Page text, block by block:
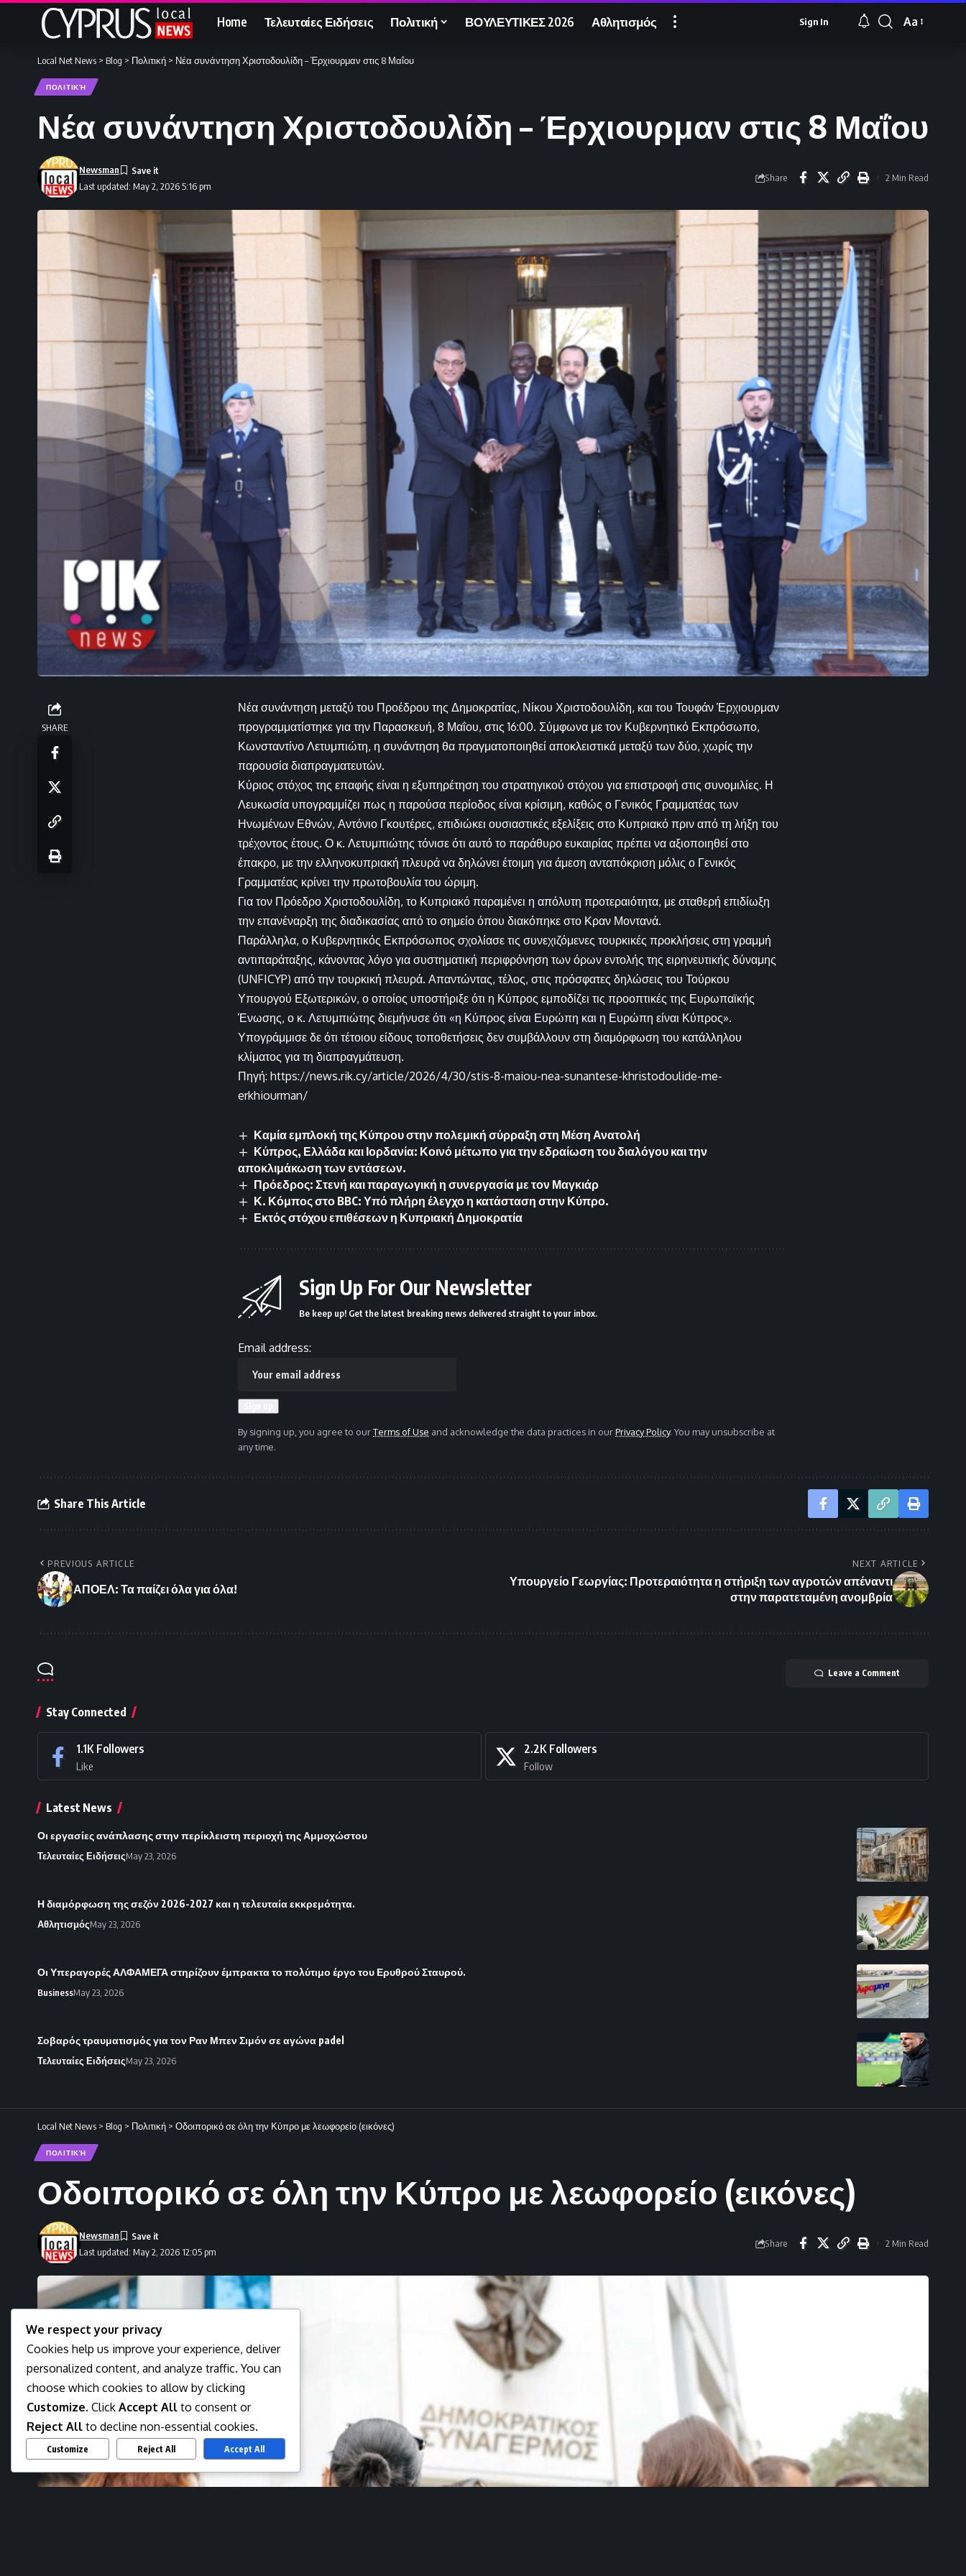
Home Τελευταίες Ειδήσεις Πολιτική ΒΟΥΛΕΥΤΙΚΕΣ 2026 Αθλητισμός Sign In
Font
Aa
Local Net News > Blog > Πολιτική > Νέα συνάντηση Χριστοδουλίδη – Έρχιουρμαν στις 8 Μαΐου
ΠΟΛΙΤΙΚΉ
Νέα συνάντηση Χριστοδουλίδη – Έρχιουρμαν στις 8 Μαΐου
Last updated: May 2, 2026 5:16 pm
Newsman
Share 2 Min Read
SHARE
Νέα συνάντηση μεταξύ του Προέδρου της Δημοκρατίας, Νίκου Χριστοδουλίδη, και του Τουφάν Έρχιουρμαν
προγραμματίστηκε για την Παρασκευή, 8 Μαΐου, στις 16:00. Σύμφωνα με τον Κυβερνητικό Εκπρόσωπο,
Κωνσταντίνο Λετυμπιώτη, η συνάντηση θα πραγματοποιηθεί αποκλειστικά μεταξύ των δύο, χωρίς την
παρουσία διαπραγματευτών.
Κύριος στόχος της επαφής είναι η εξυπηρέτηση του στρατηγικού στόχου για επιστροφή στις συνομιλίες. Η
Λευκωσία υπογραμμίζει πως η παρούσα περίοδος είναι κρίσιμη, καθώς ο Γενικός Γραμματέας των
Ηνωμένων Εθνών, Αντόνιο Γκουτέρες, επιδιώκει ουσιαστικές εξελίξεις στο Κυπριακό πριν από τη λήξη του
τρέχοντος έτους. Ο κ. Λετυμπιώτης τόνισε ότι αυτό το παράθυρο ευκαιρίας πρέπει να αξιοποιηθεί στο
έπακρο, με την ελληνοκυπριακή πλευρά να δηλώνει έτοιμη για άμεση ανταπόκριση μόλις ο Γενικός
Γραμματέας κρίνει την πρωτοβουλία του ώριμη.
Για τον Πρόεδρο Χριστοδουλίδη, το Κυπριακό παραμένει η απόλυτη προτεραιότητα, με σταθερή επιδίωξη
την επανέναρξη της διαδικασίας από το σημείο όπου διακόπηκε στο Κραν Μοντανά.
Παράλληλα, ο Κυβερνητικός Εκπρόσωπος σχολίασε τις συνεχιζόμενες τουρκικές προκλήσεις στη γραμμή
αντιπαράταξης, κάνοντας λόγο για συστηματική περιφρόνηση των όρων εντολής της ειρηνευτικής δύναμης
(UNFICYP) από την τουρκική πλευρά. Απαντώντας, τέλος, στις πρόσφατες δηλώσεις του Τούρκου
Υπουργού Εξωτερικών, ο οποίος υποστήριξε ότι η Κύπρος εμποδίζει τις προοπτικές της Ευρωπαϊκής
Ένωσης, ο κ. Λετυμπιώτης διεμήνυσε ότι «η Κύπρος είναι Ευρώπη και η Ευρώπη είναι Κύπρος».
Υπογράμμισε δε ότι τέτοιου είδους τοποθετήσεις δεν συμβάλλουν στη διαμόρφωση του κατάλληλου
κλίματος για τη διαπραγμάτευση.
Πηγή: https://news.rik.cy/article/2026/4/30/stis-8-maiou-nea-sunantese-khristodoulide-me-
erkhiourman/
Καμία εμπλοκή της Κύπρου στην πολεμική σύρραξη στη Μέση Ανατολή
Κύπρος, Ελλάδα και Ιορδανία: Κοινό μέτωπο για την εδραίωση του διαλόγου και την
αποκλιμάκωση των εντάσεων.
Πρόεδρος: Στενή και παραγωγική η συνεργασία με τον Μαγκιάρ
Κ. Κόμπος στο BBC: Υπό πλήρη έλεγχο η κατάσταση στην Κύπρο.
Εκτός στόχου επιθέσεων η Κυπριακή Δημοκρατία
Sign Up For Our Newsletter
Be keep up! Get the latest breaking news delivered straight to your inbox.
Email address:
By signing up, you agree to ourTerms of Use and acknowledge the data practices in ourPrivacy Policy. You may unsubscribe at
any time.
Share This Article
PREVIOUS ARTICLE
ΑΠΟΕΛ: Τα παίζει όλα για όλα!
NEXT ARTICLE
Υπουργείο Γεωργίας: Προτεραιότητα η στήριξη των αγροτών απέναντι
στην παρατεταμένη ανομβρία
Leave a Comment
Stay Connected
1.1K Followers
Like
2.2K Followers
Follow
Latest News
Οι εργασίες ανάπλασης στην περίκλειστη περιοχή της Αμμοχώστου
Τελευταίες ΕιδήσειςMay 23, 2026
Η διαμόρφωση της σεζόν 2026-2027 και η τελευταία εκκρεμότητα.
ΑθλητισμόςMay 23, 2026
Οι Υπεραγορές ΑΛΦΑΜΕΓΑ στηρίζουν έμπρακτα το πολύτιμο έργο του Ερυθρού Σταυρού.
BusinessMay 23, 2026
Σοβαρός τραυματισμός για τον Ραν Μπεν Σιμόν σε αγώνα padel
Τελευταίες ΕιδήσειςMay 23, 2026
Local Net News > Blog > Πολιτική > Οδοιπορικό σε όλη την Κύπρο με λεωφορείο (εικόνες)
ΠΟΛΙΤΙΚΉ
Οδοιπορικό σε όλη την Κύπρο με λεωφορείο (εικόνες)
Last updated: May 2, 2026 12:05 pm
Newsman
Share 2 Min Read
We respect your privacy
Cookies help us improve your experience, deliver
personalized content, and analyze traffic. You can
choose which cookies to allow by clicking
Customize. Click Accept All to consent or
Reject All to decline non-essential cookies.
Customize Reject All Accept All